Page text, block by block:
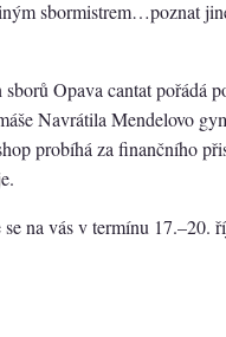
sbormistrem…poznat
Opava cantat pořádá
Navrátila Mendelovo
probíhá za finančního
na vás v termínu 17.–20.